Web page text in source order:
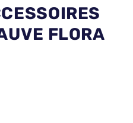
FLORA